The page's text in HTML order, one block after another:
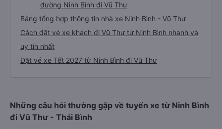
đường Ninh Bình đi Vũ Thư
Bảng tổng hợp thông tin nhà xe Ninh Bình - Vũ Thư
Cách đặt vé xe khách đi Vũ Thư từ Ninh Bình nhanh và
uy tín nhất
Đặt vé xe Tết 2027 từ Ninh Bình đi Vũ Thư
Những câu hỏi thường gặp về tuyến xe từ Ninh Bình
đi Vũ Thư - Thái Bình